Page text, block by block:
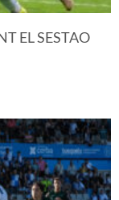
EL SESTAO